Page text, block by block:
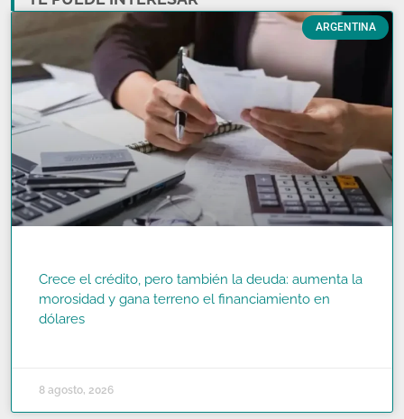
ARGENTINA
Crece el crédito, pero también la deuda: aumenta la
morosidad y gana terreno el financiamiento en
dólares
8 agosto, 2026